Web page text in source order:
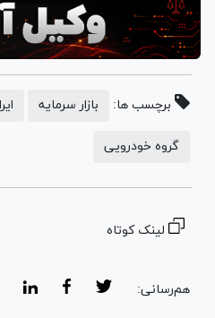
برچسب ها: بازار سرمایه
گروه خودرویی
لینک کوتاه
هم‌رسانی: